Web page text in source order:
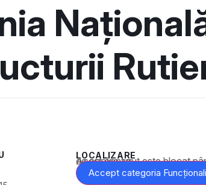
LOCALIZARE
Acest conținut este blocat până când acceptați categoria corespunzătoare de cookie-uri.
Accept categoria